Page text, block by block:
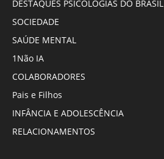
DESTAQUES PSICOLOGIAS DO BRASIL
SOCIEDADE
SAÚDE MENTAL
1Não IA
COLABORADORES
Pais e Filhos
INFÂNCIA E ADOLESCÊNCIA
RELACIONAMENTOS